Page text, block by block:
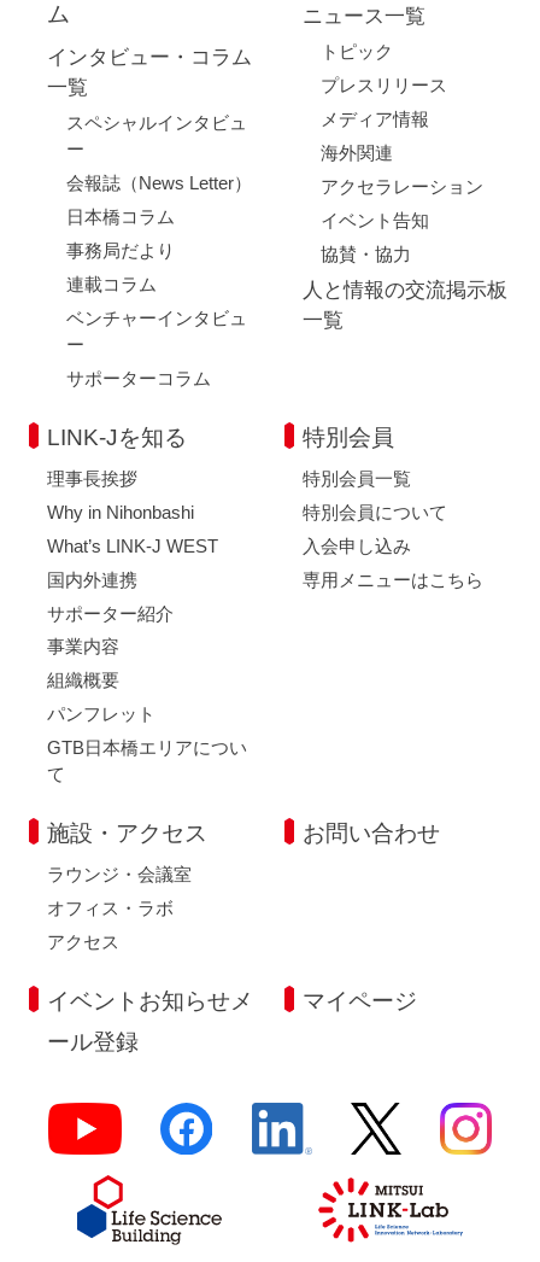
ム
インタビュー・コラム
一覧
スペシャルインタビュ
ー
会報誌（News Letter）
日本橋コラム
事務局だより
連載コラム
ベンチャーインタビュ
ー
サポーターコラム
ニュース一覧
トピック
プレスリリース
メディア情報
海外関連
アクセラレーション
イベント告知
協賛・協力
人と情報の交流掲示板
一覧
LINK-Jを知る
理事長挨拶
Why in Nihonbashi
What’s LINK-J WEST
国内外連携
サポーター紹介
事業内容
組織概要
パンフレット
GTB日本橋エリアについ
て
特別会員
特別会員一覧
特別会員について
入会申し込み
専用メニューはこちら
施設・アクセス
ラウンジ・会議室
オフィス・ラボ
アクセス
お問い合わせ
イベントお知らせメ
ール登録
マイページ